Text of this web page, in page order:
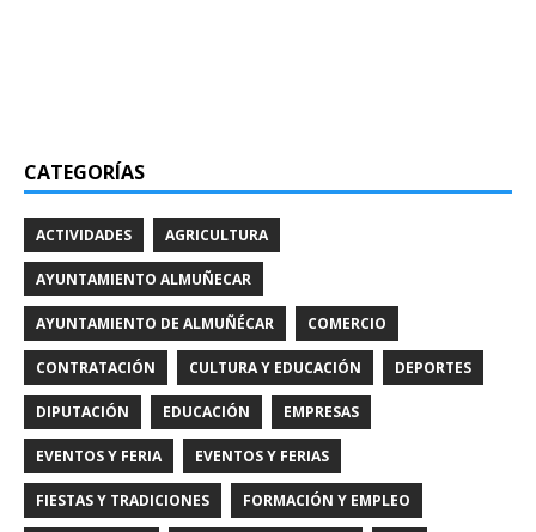
CATEGORÍAS
ACTIVIDADES AGRICULTURA
AYUNTAMIENTO ALMUÑECAR
AYUNTAMIENTO DE ALMUÑÉCAR COMERCIO
CONTRATACIÓN CULTURA Y EDUCACIÓN DEPORTES
DIPUTACIÓN EDUCACIÓN EMPRESAS
EVENTOS Y FERIA EVENTOS Y FERIAS
FIESTAS Y TRADICIONES FORMACIÓN Y EMPLEO